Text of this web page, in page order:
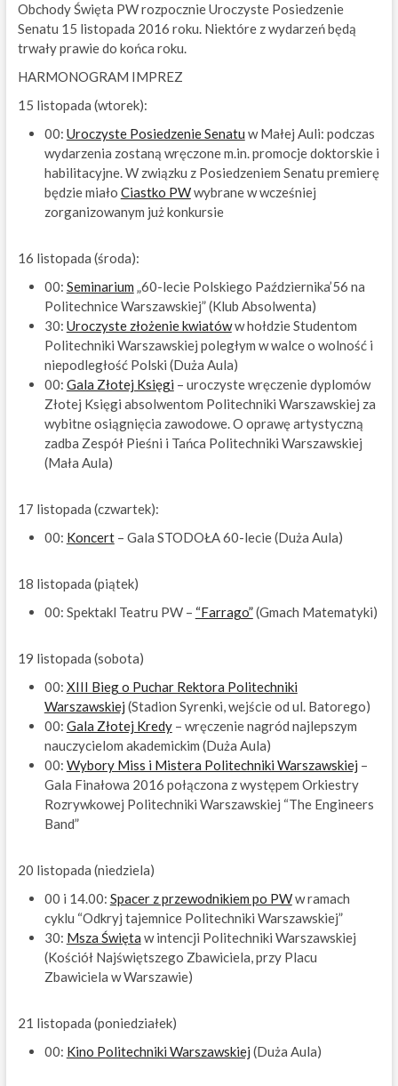
Obchody Święta PW rozpocznie Uroczyste Posiedzenie
Senatu 15 listopada 2016 roku. Niektóre z wydarzeń będą
trwały prawie do końca roku.
HARMONOGRAM IMPREZ
15 listopada (wtorek):
00: Uroczyste Posiedzenie Senatu w Małej Auli: podczas
wydarzenia zostaną wręczone m.in. promocje doktorskie i
habilitacyjne. W związku z Posiedzeniem Senatu premierę
będzie miało Ciastko PWwybrane w wcześniej
zorganizowanym już konkursie
16 listopada (środa):
00: Seminarium „60-lecie Polskiego Października’56 na
Politechnice Warszawskiej” (Klub Absolwenta)
30: Uroczyste złożenie kwiatóww hołdzie Studentom
Politechniki Warszawskiej poległym w walce o wolność i
niepodległość Polski (Duża Aula)
00: Gala Złotej Księgi – uroczyste wręczenie dyplomów
Złotej Księgi absolwentom Politechniki Warszawskiej za
wybitne osiągnięcia zawodowe. O oprawę artystyczną
zadba Zespół Pieśni i Tańca Politechniki Warszawskiej
(Mała Aula)
17 listopada (czwartek):
00: Koncert– Gala STODOŁA 60-lecie (Duża Aula)
18 listopada (piątek)
00: Spektakl Teatru PW – “Farrago”(Gmach Matematyki)
19 listopada (sobota)
00: XIII Bieg o Puchar Rektora Politechniki
Warszawskiej (Stadion Syrenki, wejście od ul. Batorego)
00: Gala Złotej Kredy– wręczenie nagród najlepszym
nauczycielom akademickim (Duża Aula)
00: Wybory Miss i Mistera Politechniki Warszawskiej –
Gala Finałowa 2016 połączona z występem Orkiestry
Rozrywkowej Politechniki Warszawskiej “The Engineers
Band”
20 listopada (niedziela)
00 i 14.00: Spacer z przewodnikiem po PWw ramach
cyklu “Odkryj tajemnice Politechniki Warszawskiej”
30: Msza Święta w intencji Politechniki Warszawskiej
(Kościół Najświętszego Zbawiciela, przy Placu
Zbawiciela w Warszawie)
21 listopada (poniedziałek)
00: Kino Politechniki Warszawskiej (Duża Aula)